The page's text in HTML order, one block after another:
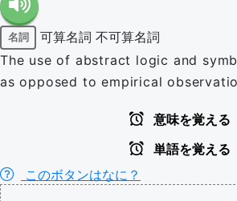
名詞 可算名詞 不可算名詞
The use of abstract logic and
as opposed to empirical
意味を覚える
単語を覚える
このボタンはなに？